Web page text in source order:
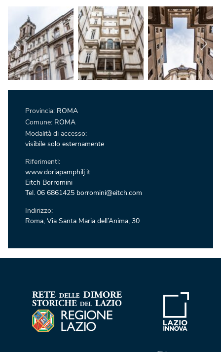
Provincia: ROMA
Comune: ROMA
Modalità di accesso:
visibile solo esternamente
Riferimenti:
www.doriapamphilj.it
Eitch Borromini
Tel. 06 6861425 borromini@eitch.com
Indirizzo:
Roma, Via Santa Maria dell’Anima, 30